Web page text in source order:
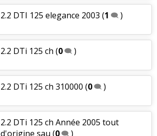
2.2 DTI 125 elegance 2003 (1 )
2.2 DTi 125 ch (0 )
2.2 DTi 125 ch 310000 (0 )
2.2 DTi 125 ch Année 2005 tout
d'origine sau (0 )